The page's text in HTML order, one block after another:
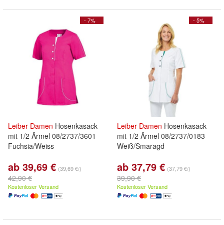
- 7%
Leiber Damen Hosenkasack
mit 1/2 Ärmel 08/2737/3601
Fuchsia/Weiss
ab 39,69 € (39,69 €/)
42,90 €
Kostenloser Versand
- 5%
Leiber Damen Hosenkasack
mit 1/2 Ärmel 08/2737/0183
Weiß/Smaragd
ab 37,79 € (37,79 €/)
39,90 €
Kostenloser Versand